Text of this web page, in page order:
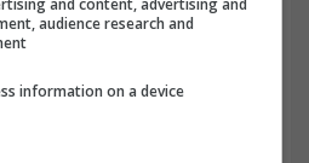
audience research and
information on a device